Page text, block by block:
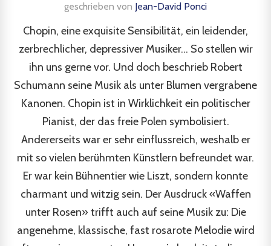
geschrieben von Jean-David Ponci
Chopin, eine exquisite Sensibilität, ein leidender,
zerbrechlicher, depressiver Musiker... So stellen wir
ihn uns gerne vor. Und doch beschrieb Robert
Schumann seine Musik als unter Blumen vergrabene
Kanonen. Chopin ist in Wirklichkeit ein politischer
Pianist, der das freie Polen symbolisiert.
Andererseits war er sehr einflussreich, weshalb er
mit so vielen berühmten Künstlern befreundet war.
Er war kein Bühnentier wie Liszt, sondern konnte
charmant und witzig sein. Der Ausdruck «Waffen
unter Rosen» trifft auch auf seine Musik zu: Die
angenehme, klassische, fast rosarote Melodie wird